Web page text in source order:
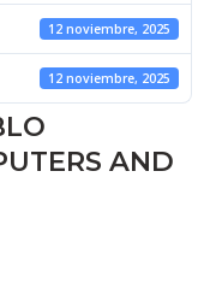
12 noviembre, 2025
12 noviembre, 2025
AND